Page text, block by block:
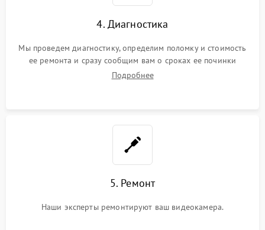
4. Диагностика
Мы проведем диагностику, определим поломку и стоимость
ее ремонта и сразу сообщим вам о сроках ее починки
Подробнее
5. Ремонт
Наши эксперты ремонтируют ваш видеокамера.